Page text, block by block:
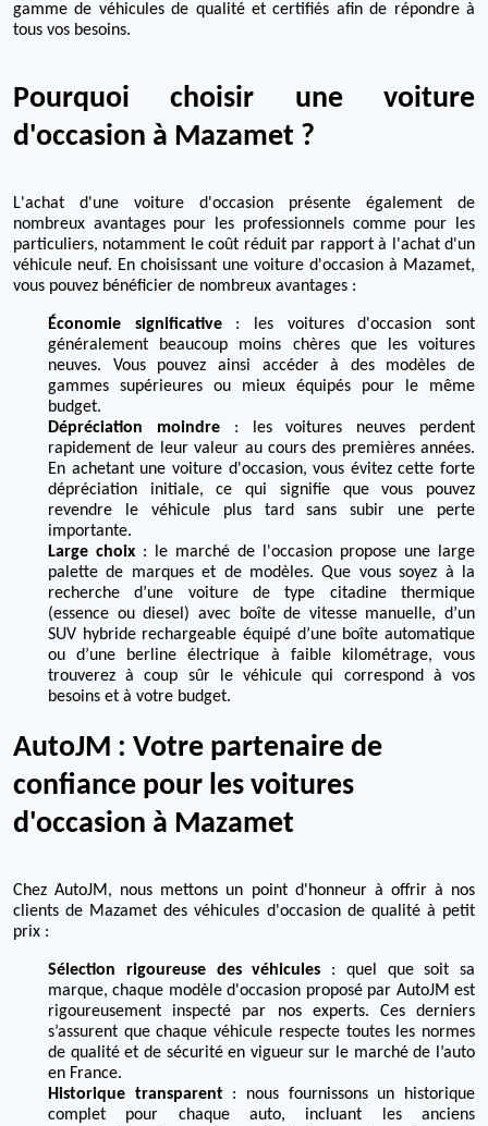
gamme de véhicules de qualité et certifiés afin de répondre à
tous vos besoins.
Pourquoi choisir une voiture
d'occasion à Mazamet ?
L'achat d'une voiture d'occasion présente également de
nombreux avantages pour les professionnels comme pour les
particuliers, notamment le coût réduit par rapport à l'achat d'un
véhicule neuf. En choisissant une voiture d'occasion à Mazamet,
vous pouvez bénéficier de nombreux avantages :
Économie significative: les voitures d'occasion sont
généralement beaucoup moins chères que les voitures
neuves. Vous pouvez ainsi accéder à des modèles de
gammes supérieures ou mieux équipés pour le même
budget.
Dépréciation moindre: les voitures neuves perdent
rapidement de leur valeur au cours des premières années.
En achetant une voiture d'occasion, vous évitez cette forte
dépréciation initiale, ce qui signifie que vous pouvez
revendre le véhicule plus tard sans subir une perte
importante.
Large choix : le marché de l'occasion propose une large
palette de marques et de modèles. Que vous soyez à la
recherche d’une voiture de type citadine thermique
(essence ou diesel) avec boîte de vitesse manuelle, d’un
SUV hybride rechargeable équipé d’une boîte automatique
ou d’une berline électrique à faible kilométrage, vous
trouverez à coup sûr le véhicule qui correspond à vos
besoins et à votre budget.
AutoJM : Votre partenaire de
confiance pour les voitures
d'occasion à Mazamet
Chez AutoJM, nous mettons un point d'honneur à offrir à nos
clients de Mazamet des véhicules d'occasion de qualité à petit
prix :
Sélection rigoureuse des véhicules : quel que soit sa
marque, chaque modèle d'occasion proposé par AutoJM est
rigoureusement inspecté par nos experts. Ces derniers
s’assurent que chaque véhicule respecte toutes les normes
de qualité et de sécurité en vigueur sur le marché de l’auto
en France.
Historique transparent: nous fournissons un historique
complet pour chaque auto, incluant les anciens